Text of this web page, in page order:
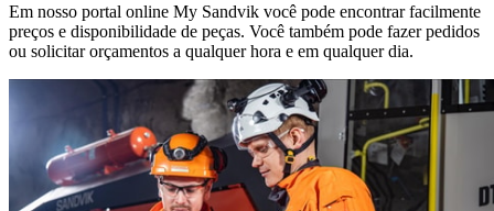
Em nosso portal online My Sandvik você pode encontrar facilmente
preços e disponibilidade de peças. Você também pode fazer pedidos
ou solicitar orçamentos a qualquer hora e em qualquer dia.